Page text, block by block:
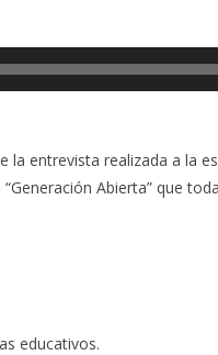
entrevista realizada a la
Abierta” que
educativos.